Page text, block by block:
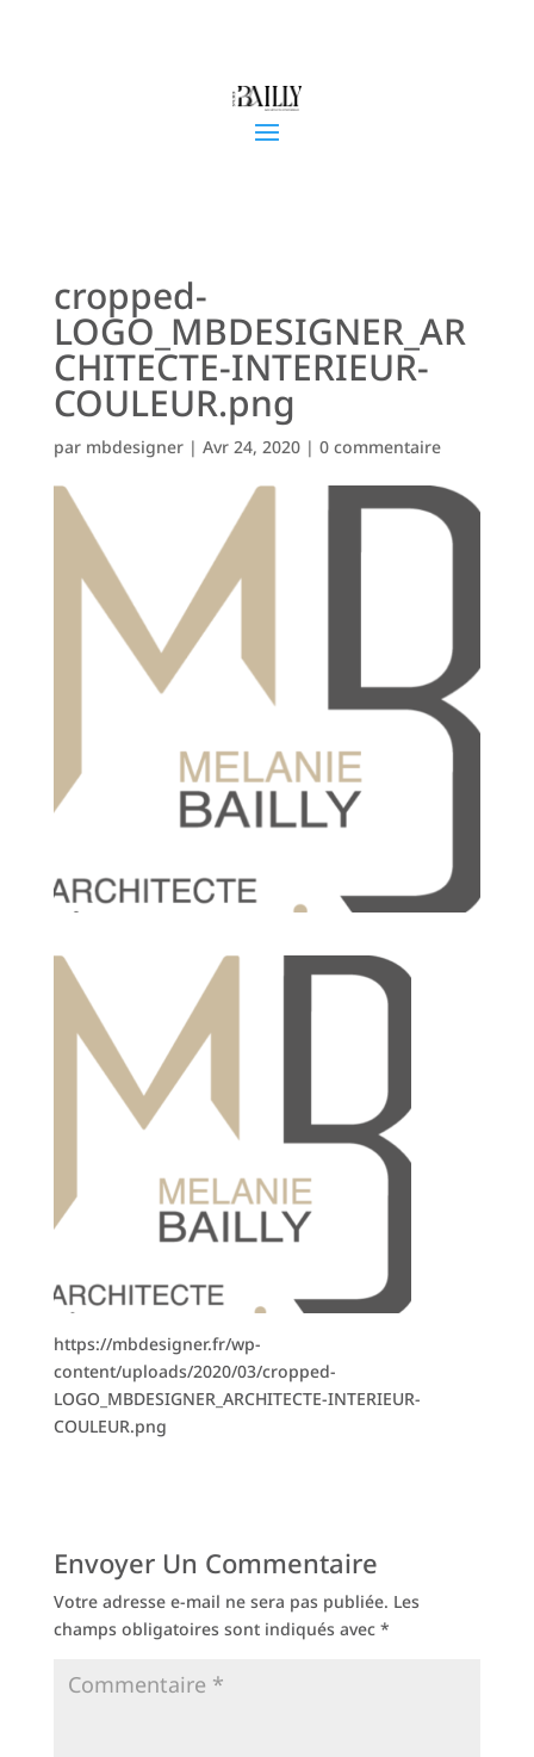
cropped-
LOGO_MBDESIGNER_AR
CHITECTE-INTERIEUR-
COULEUR.png
par mbdesigner| Avr 24, 2020| 0 commentaire
https://mbdesigner.fr/wp-
content/uploads/2020/03/cropped-
LOGO_MBDESIGNER_ARCHITECTE-INTERIEUR-
COULEUR.png
Envoyer Un Commentaire
Votre adresse e-mail ne sera pas publiée. Les
champs obligatoires sont indiqués avec *